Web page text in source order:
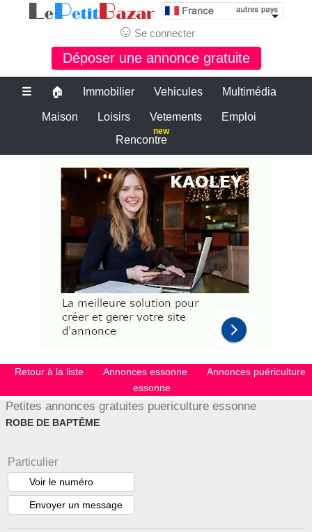
☺ Se connecter
Déposer une annonce gratuite
☰ 🏠 Immobilier Vehicules Multimédia
Maison Loisirs Vetements
Emploi
Rencontre
new
Retour à la liste Annonces essonne
Annonces puériculture
essonne
Petites annonces gratuites puericulture essonne
ROBE DE BAPTÊME
Particulier
Voir le numéro
Envoyer un message